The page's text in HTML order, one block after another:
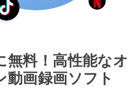
無料！高性能なオ
動画録画ソフト